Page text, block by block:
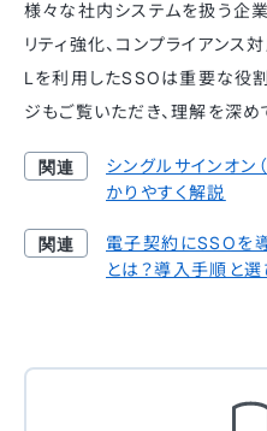
様々な社内システムを扱う企業
リティ強化、コンプライアン
Lを利用したSSOは重要な役
ジもご覧いただき、理解を深め
シングルサインオン
かりやすく解説
電子契約にSSOを
とは？導入手順と